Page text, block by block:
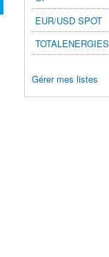
EUR/USD SPOT
TOTALENERGIES
Gérer mes listes